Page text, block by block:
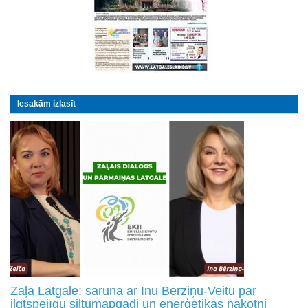
Iesakām izlasīt
Zaļā Latgale: saruna ar Inu Bērziņu-Veitu par
ilgtspējīgu siltumapgādi un enerģētikas nākotni